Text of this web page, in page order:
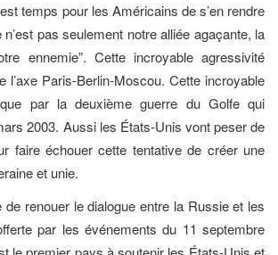
temps pour les Américains de s’en rendre
pas seulement notre alliée agaçante, la
ennemie”. Cette incroyable agressivité
l’axe Paris-Berlin-Moscou. Cette incroyable
par la deuxième guerre du Golfe qui
2003. Aussi les États-Unis vont peser de
faire échouer cette tentative de créer une
et unie.
de renouer le dialogue entre la Russie et les
par les événements du 11 septembre